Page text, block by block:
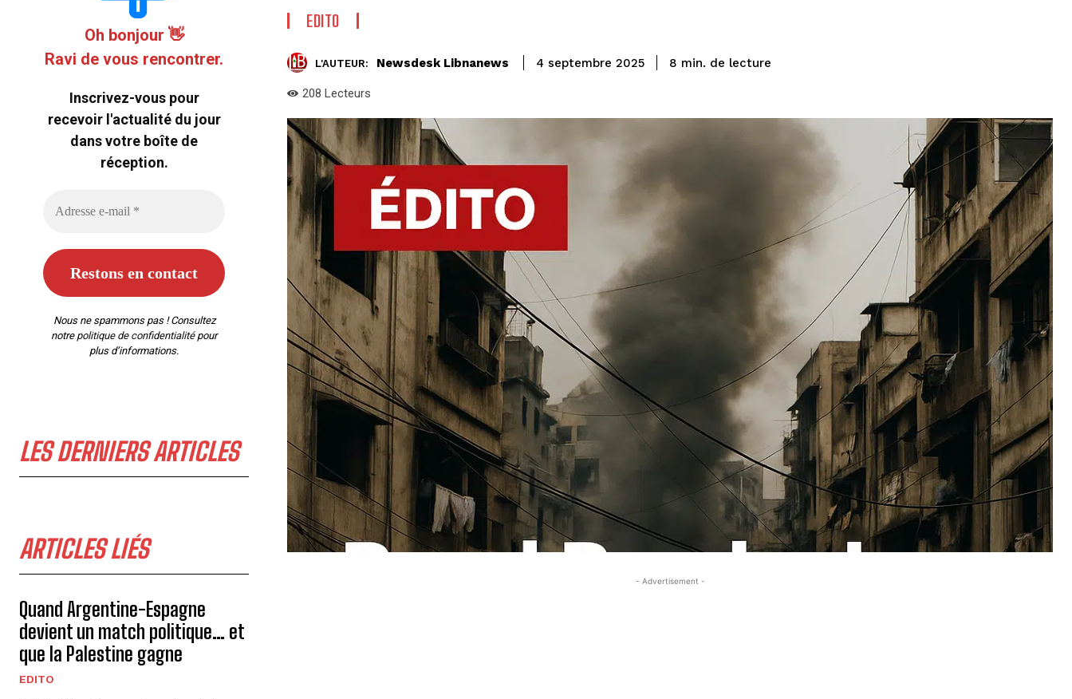
Oh bonjour 👋
Ravi de vous rencontrer.
Inscrivez-vous pour
recevoir l'actualité du jour
dans votre boîte de
réception.
Nous ne spammons pas ! Consultez
notre politique de confidentialitépour
plus d’informations.
LES DERNIERS ARTICLES
ARTICLES LIÉS
Quand Argentine-Espagne
devient un match politique… et
que la Palestine gagne
EDITO
EDITO
L'AUTEUR: Newsdesk Libnanews 4 septembre 2025 8 min. de lecture
208 Lecteurs
- Advertisement -